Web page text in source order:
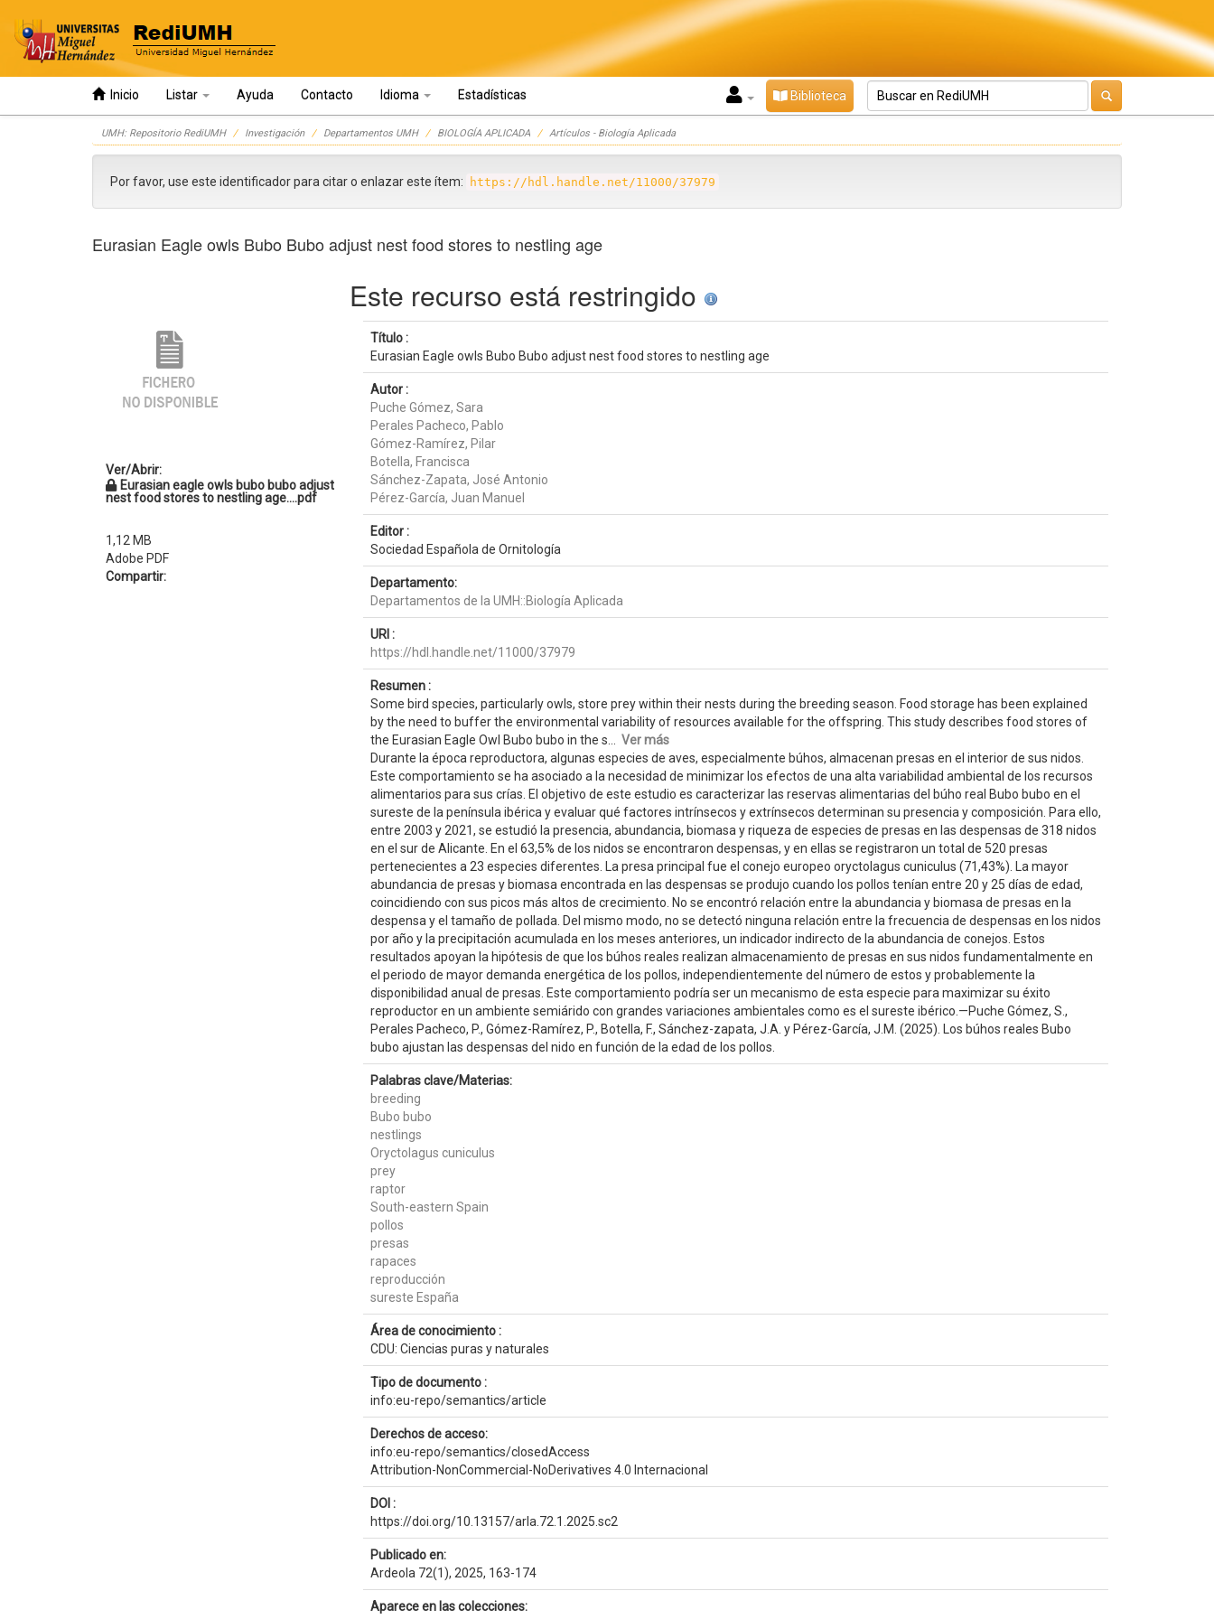
Inicio Listar Ayuda Contacto Idioma Estadísticas Biblioteca
UMH: Repositorio RediUMH Investigación Departamentos UMH BIOLOGÍA APLICADA Artículos - Biología Aplicada
Por favor, use este identificador para citar o enlazar este ítem: https://hdl.handle.net/11000/37979
Eurasian Eagle owls Bubo Bubo adjust nest food stores to nestling age
Ver/Abrir:
Eurasian eagle owls bubo bubo adjust
nest food stores to nestling age....pdf
1,12 MB
Adobe PDF
Compartir:
Este recurso está restringido
Título :
Eurasian Eagle owls Bubo Bubo adjust nest food stores to nestling age
Autor :
Puche Gómez, Sara
Perales Pacheco, Pablo
Gómez-Ramírez, Pilar
Botella, Francisca
Sánchez-Zapata, José Antonio
Pérez-García, Juan Manuel
Editor :
Sociedad Española de Ornitología
Departamento:
Departamentos de la UMH::Biología Aplicada
URI :
https://hdl.handle.net/11000/37979
Resumen :
Some bird species, particularly owls, store prey within their nests during the breeding season. Food storage has been explained
by the need to buffer the environmental variability of resources available for the offspring. This study describes food stores of
the Eurasian Eagle Owl Bubo bubo in the s... Ver más
Durante la época reproductora, algunas especies de aves, especialmente búhos, almacenan presas en el interior de sus nidos.
Este comportamiento se ha asociado a la necesidad de minimizar los efectos de una alta variabilidad ambiental de los recursos
alimentarios para sus crías. El objetivo de este estudio es caracterizar las reservas alimentarias del búho real Bubo bubo en el
sureste de la península ibérica y evaluar qué factores intrínsecos y extrínsecos determinan su presencia y composición. Para ello,
entre 2003 y 2021, se estudió la presencia, abundancia, biomasa y riqueza de especies de presas en las despensas de 318 nidos
en el sur de Alicante. En el 63,5% de los nidos se encontraron despensas, y en ellas se registraron un total de 520 presas
pertenecientes a 23 especies diferentes. La presa principal fue el conejo europeo oryctolagus cuniculus (71,43%). La mayor
abundancia de presas y biomasa encontrada en las despensas se produjo cuando los pollos tenían entre 20 y 25 días de edad,
coincidiendo con sus picos más altos de crecimiento. No se encontró relación entre la abundancia y biomasa de presas en la
despensa y el tamaño de pollada. Del mismo modo, no se detectó ninguna relación entre la frecuencia de despensas en los nidos
por año y la precipitación acumulada en los meses anteriores, un indicador indirecto de la abundancia de conejos. Estos
resultados apoyan la hipótesis de que los búhos reales realizan almacenamiento de presas en sus nidos fundamentalmente en
el periodo de mayor demanda energética de los pollos, independientemente del número de estos y probablemente la
disponibilidad anual de presas. Este comportamiento podría ser un mecanismo de esta especie para maximizar su éxito
reproductor en un ambiente semiárido con grandes variaciones ambientales como es el sureste ibérico.—Puche Gómez, S.,
Perales Pacheco, P., Gómez-Ramírez, P., Botella, F., Sánchez-zapata, J.A. y Pérez-García, J.M. (2025). Los búhos reales Bubo
bubo ajustan las despensas del nido en función de la edad de los pollos.
Palabras clave/Materias:
breeding
Bubo bubo
nestlings
Oryctolagus cuniculus
prey
raptor
South-eastern Spain
pollos
presas
rapaces
reproducción
sureste España
Área de conocimiento :
CDU: Ciencias puras y naturales
Tipo de documento :
info:eu-repo/semantics/article
Derechos de acceso:
info:eu-repo/semantics/closedAccess
Attribution-NonCommercial-NoDerivatives 4.0 Internacional
DOI :
https://doi.org/10.13157/arla.72.1.2025.sc2
Publicado en:
Ardeola 72(1), 2025, 163-174
Aparece en las colecciones: